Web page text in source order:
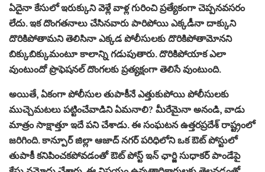
ఏదైనా కేసులో ఇరుక్కుని వెళ్లే వాళ్ల గురించి ప్రత్యేకంగా చెప్పనవసరం
లేదు. ఇక దొంగతనాలు చేసినవారు పారిపోయి ఎక్కడీనా దాక్కుని
దొరికిపోతామని తెలిసినా ఎక్కడ పోలీసులకు దొరికిపోతామోనని
బిక్కుబిక్కుమంటూ కాలాన్ని గడుపుతారు. దొరికిపోయాక ఎలా
వుంటుందో ప్రొఫెషనల్ దొంగలకు ప్రత్యక్షంగా తెలిసే వుంటుంది.
అయితే, ఏకంగా పోలీసుల తుపాకీనే ఎత్తుకుపోయి పోలీసులకు
ముచ్చెమటలు పట్టించేవాడిని ఏమనాలి? మీరేమైనా అనండి, వాడు
మాత్రం సాక్షాత్తూ ఇదే పని చేశాడు. ఈ సంఘటన ఉత్తరప్రదేశ్ రాష్ట్రంలో
జరిగింది. కాన్పూర్ జిల్లా ఆజాద్ నగర్ పరిధిలోని ఒక ఔట్ పోస్టులో
తుపాకీ కనిపించకపోవడంతో ఔట్ పోస్ట్ ఇన్ ఛార్జి సుధాకర్ పాండేపై